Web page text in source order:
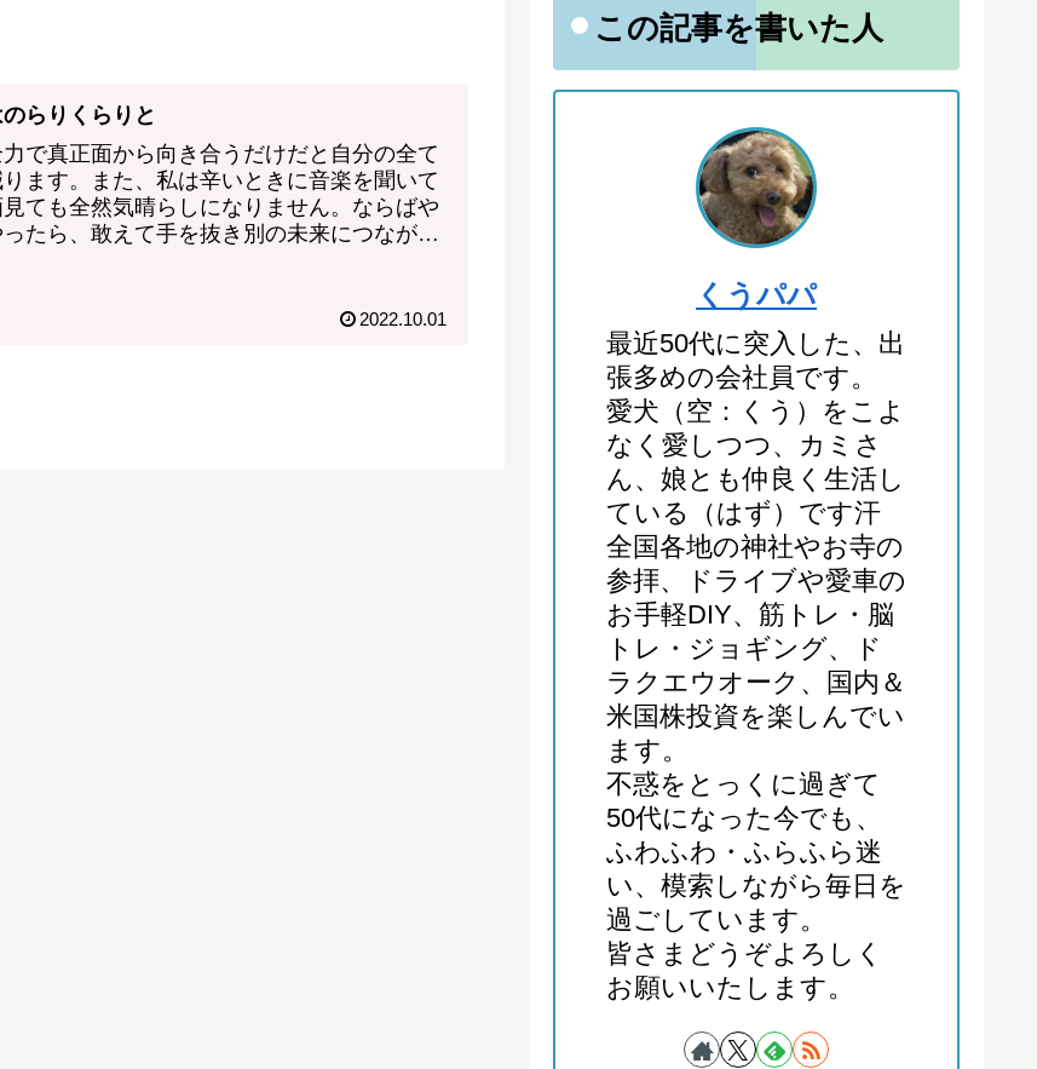
らりくらりと
で真正面から向き合うだけだと自分の全て
ます。また、私は辛いときに音楽を聞いて
見ても全然気晴らしになりません。ならばや
たら、敢えて手を抜き別の未来につながる
2022.10.01
この記事を書いた人
くうパパ
最近50代に突入した、出
張多めの会社員です。
愛犬（空：くう）をこよ
なく愛しつつ、カミさ
ん、娘とも仲良く生活し
ている（はず）です汗
全国各地の神社やお寺の
参拝、ドライブや愛車の
お手軽DIY、筋トレ・脳
トレ・ジョギング、ド
ラクエウオーク、国内＆
米国株投資を楽しんでい
ます。
不惑をとっくに過ぎて
50代になった今でも、
ふわふわ・ふらふら迷
い、模索しながら毎日を
過ごしています。
皆さまどうぞよろしく
お願いいたします。